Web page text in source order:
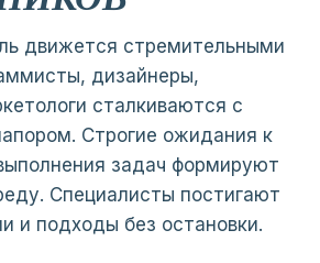
движется стремительными
дизайнеры,
сталкиваются с
Строгие ожидания к
задач формируют
Специалисты постигают
и подходы без остановки.